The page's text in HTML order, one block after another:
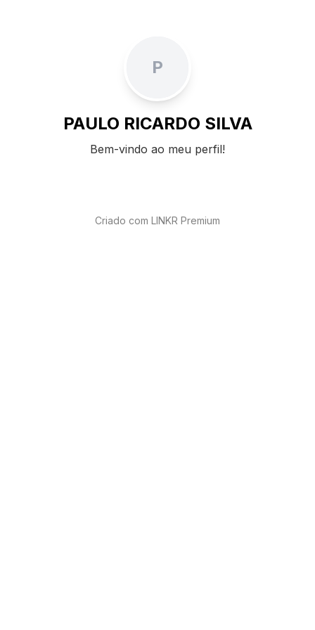
P
PAULO RICARDO SILVA
Bem-vindo ao meu perfil!
Criado com LINKR Premium